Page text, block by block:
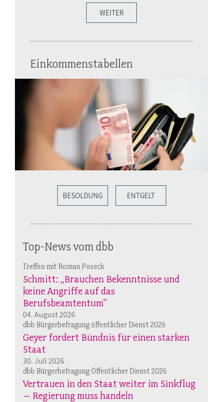
WEITER
Einkommenstabellen
BESOLDUNG ENTGELT
Top-News vom dbb
Treffen mit Roman Poseck
Schmitt: „Brauchen Bekenntnisse und
keine Angriffe auf das
Berufsbeamtentum“
04. August 2026
dbb Bürgerbefragung öffentlicher Dienst 2026
Geyer fordert Bündnis für einen starken
Staat
30. Juli 2026
dbb Bürgerbefragung Öffentlicher Dienst 2026
Vertrauen in den Staat weiter im Sinkflug
– Regierung muss handeln